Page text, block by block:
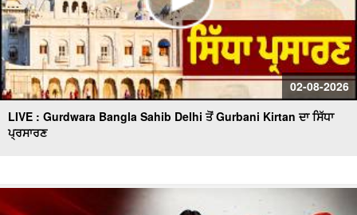
02-08-2026
LIVE : Gurdwara Bangla Sahib Delhi ਤੋਂ Gurbani Kirtan ਦਾ ਸਿੱਧਾ
ਪ੍ਰਸਾਰਣ